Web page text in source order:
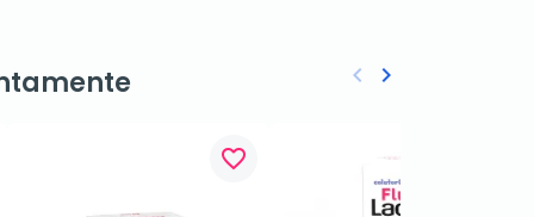
favorite_border
Anterior
keyboard_arrow_left Siguiente
keyboard_arrow_right